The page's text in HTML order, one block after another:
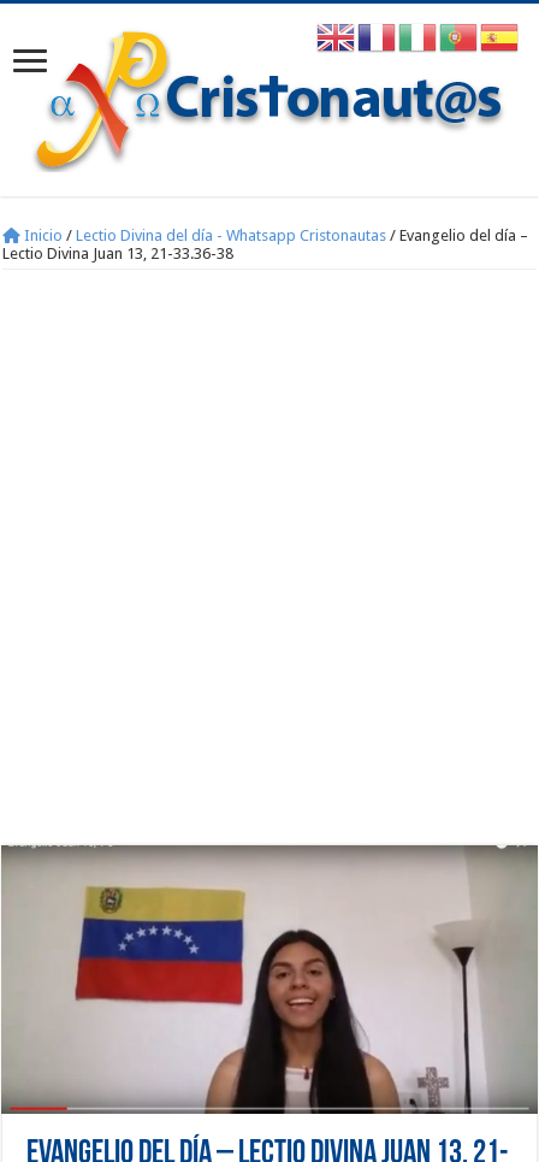
Inicio / Lectio Divina del día - Whatsapp Cristonautas / Evangelio del día –
Lectio Divina Juan 13, 21-33.36-38
Evangelio del día – Lectio Divina Juan 13, 21-